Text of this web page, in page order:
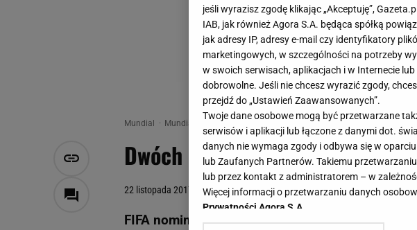
Mundial Mundial Dwóch Polaków nominowanych do jedenastki roku UEFA
Dwóch Polaków nominowanych
22 listopada 2017, 14:09
FIFA nominowała zawodników do najlepszej
jeśli wyrazisz zgodę klikając „Akceptuję”,
IAB, jak również Agora S.A. będąca spółką
jak adresy IP, adresy e-mail czy identyfikatory
marketingowych, w szczególności na potrzeby
w swoich serwisach, aplikacjach i w Internecie
dobrowolne. Jeśli nie chcesz wyrazić zgody,
przejdź do „Ustawień Zaawansowanych”.
Twoje dane osobowe mogą być przetwarzane
serwisów i aplikacji lub łączone z danymi dot.
danych nie wymaga zgody i odbywa się w
lub Zaufanych Partnerów. Takiemu
lub przez kontakt z administratorem – w
Więcej informacji o przetwarzaniu danych
Prywatności Agora S.A.